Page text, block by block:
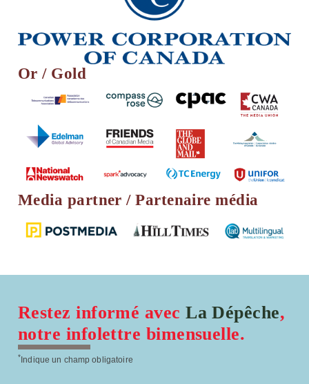
Or / Gold
Media partner / Partenaire média
Restez informé avecLa Dépêche,
notre infolettre bimensuelle.
* Indique un champ obligatoire